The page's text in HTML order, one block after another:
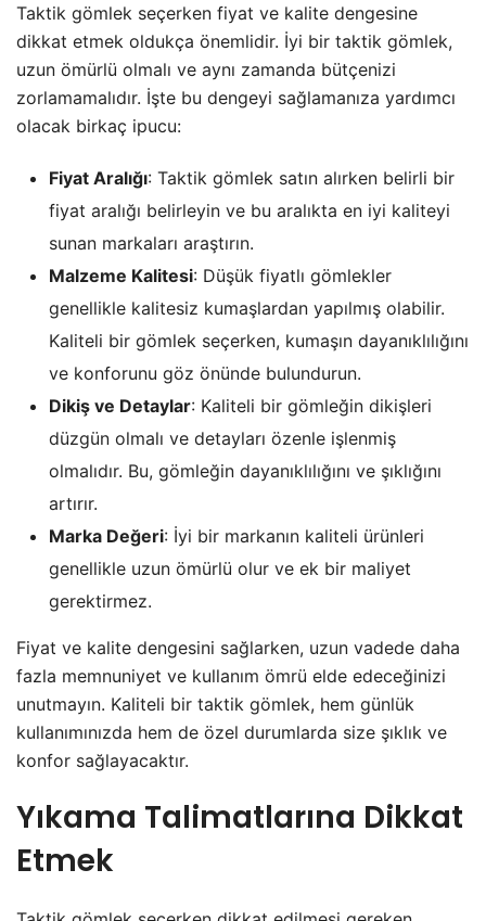
Taktik gömlek seçerken fiyat ve kalite dengesine
dikkat etmek oldukça önemlidir. İyi bir taktik gömlek,
uzun ömürlü olmalı ve aynı zamanda bütçenizi
zorlamamalıdır. İşte bu dengeyi sağlamanıza yardımcı
olacak birkaç ipucu:
Fiyat Aralığı: Taktik gömlek satın alırken belirli bir
fiyat aralığı belirleyin ve bu aralıkta en iyi kaliteyi
sunan markaları araştırın.
Malzeme Kalitesi: Düşük fiyatlı gömlekler
genellikle kalitesiz kumaşlardan yapılmış olabilir.
Kaliteli bir gömlek seçerken, kumaşın dayanıklılığını
ve konforunu göz önünde bulundurun.
Dikiş ve Detaylar: Kaliteli bir gömleğin dikişleri
düzgün olmalı ve detayları özenle işlenmiş
olmalıdır. Bu, gömleğin dayanıklılığını ve şıklığını
artırır.
Marka Değeri: İyi bir markanın kaliteli ürünleri
genellikle uzun ömürlü olur ve ek bir maliyet
gerektirmez.
Fiyat ve kalite dengesini sağlarken, uzun vadede daha
fazla memnuniyet ve kullanım ömrü elde edeceğinizi
unutmayın. Kaliteli bir taktik gömlek, hem günlük
kullanımınızda hem de özel durumlarda size şıklık ve
konfor sağlayacaktır.
Yıkama Talimatlarına Dikkat
Etmek